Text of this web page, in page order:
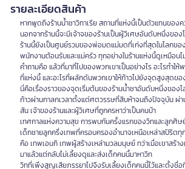
รายละเอียดสินค้า
หากพูดถึงร้านน้ำชาวิทาเรีย สถานที่แห่งนี้เป็นตัวแทนของค
นอกจากร้านนี้จะมีเจ้าจของร้านเป็นผู้วิเศษอันดับหนึ่งขอ
ร้านนี้ยังเป็นศูนย์รวมของพ่อมดแม่มดที่เก่งที่สุดในโลกข
พนักงานต้อนรับและแม่ครัว ทุกอย่างในร้านแห่งนี้ดูเหมือนไ
คำถามคือ แล้วที่มาที่ไปของพวกเขาเป็นอย่างไร อะไรทำให้
ที่แห่งนี้ และอะไรที่ผลักดันพวกเขาให้ก้าวไปยังจุดสูงสุดขอ
นี่คือเรื่องราวของจุดเริ่มต้นของร้านน้ำชาอันดับหนึ่งของ
ก้าวผ่านกาลกเวลาตั้งแต่ศตวรรษที่สิบห้าจนถึงปัจจุบัน ผ่า
สัน เจ้าของร้านและผู้วิเศษที่ถูกครหาว่าเป็นคนบ้า
เทศกาลแห่งความสุข การพบกันครั้งแรกของวิทและลูกศิษ
เด็กชายลูกครึ่งเทพที่ครอบครองอำนาจเหนือเหล่าสปิริต
คือ เทพเอนกิ เทพผู้สร้างเหล่ามวลมนุษย์ ทว่าเมื่อเขาสร้
มาแล้วแต่กลับไม่เลี้ยงดูและส่งเด็กคนนี้มาหาวิท
วิทที่เพิ่งสูญเสียภรรยาไปจึงรับเลี้ยงเด็กคนนี้ไว้และตั้งชื่